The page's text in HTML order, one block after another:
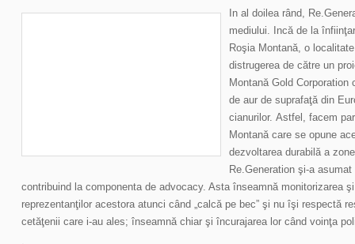
In al doilea rând,
mediului. Incă de la
Roşia Montană, o
distrugerea de către un
Montană Gold
de aur de suprafaţă din
cianurilor. Astfel, facem
Montană care se opune
dezvoltarea durabilă a
Re.Generation şi-a
contribuind la componenta de advocacy. Asta înseamnă monitorizarea
reprezentanţilor acestora atunci când „calcă pe bec” şi nu îşi respectă
cetăţenii care i-au ales; înseamnă chiar şi încurajarea lor când voinţa